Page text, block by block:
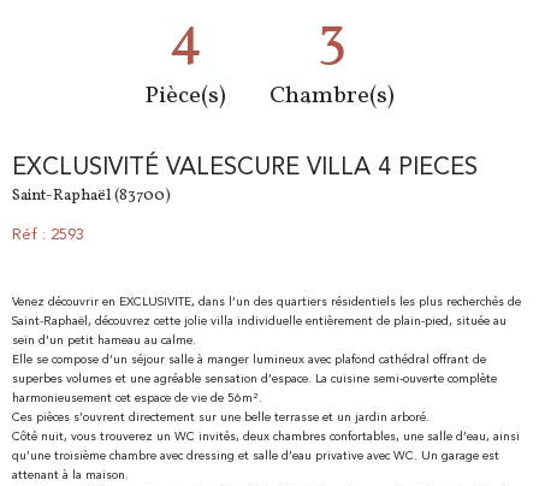
4
Pièce(s)
3
Chambre(s)
EXCLUSIVITÉ VALESCURE VILLA 4 PIECES
Saint-Raphaël (83700)
Réf : 2593
Venez découvrir en EXCLUSIVITE, dans l’un des quartiers résidentiels les plus recherchés de
Saint-Raphaël, découvrez cette jolie villa individuelle entièrement de plain-pied, située au
sein d’un petit hameau au calme.
Elle se compose d’un séjour salle à manger lumineux avec plafond cathédral offrant de
superbes volumes et une agréable sensation d’espace. La cuisine semi-ouverte complète
harmonieusement cet espace de vie de 56m².
Ces pièces s’ouvrent directement sur une belle terrasse et un jardin arboré.
Côté nuit, vous trouverez un WC invités, deux chambres confortables, une salle d’eau, ainsi
qu’une troisième chambre avec dressing et salle d’eau privative avec WC. Un garage est
attenant à la maison.